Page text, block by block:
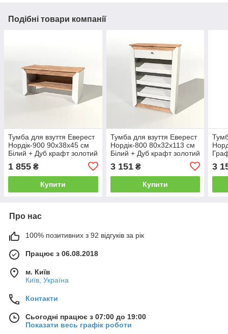
Подібні товари компанії
Тумба для взуття Еверест
Нордік-900 90х38х45 см
Білий + Дуб крафт золотий
1 855 ₴
Купити
Тумба для взуття Еверест
Нордік-800 80х32х113 см
Білий + Дуб крафт золотий
3 151₴
Купити
3
Про нас
100% позитивних з 92 відгуків за рік
Працює з 06.08.2018
м. Київ
Київ, Україна
Контакти
Сьогодні працює з 07:00 до 19:00
Показати весь графік роботи